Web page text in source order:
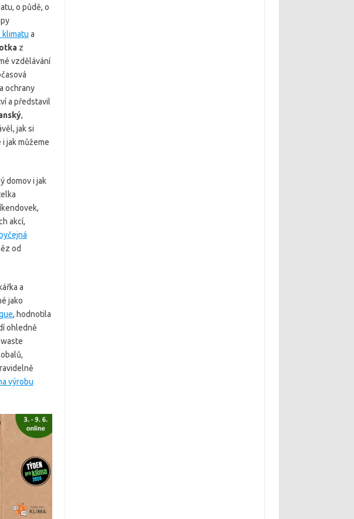
o půdě, o
klimatu a
z
vzdělávání
ochrany
a představil
,
jak si
jak můžeme
domov i jak
akcí,
od
a
jako
, hodnotila
ohledně
výrobu